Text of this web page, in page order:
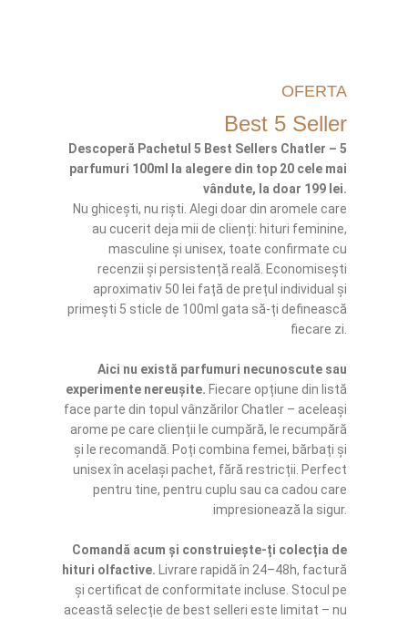
OFERTA
Best 5 Seller
Descoperă Pachetul 5 Best Sellers Chatler – 5
parfumuri 100ml la alegere din top 20 cele mai
vândute, la doar 199 lei.
Nu ghicești, nu riști. Alegi doar din aromele care
au cucerit deja mii de clienți: hituri feminine,
masculine și unisex, toate confirmate cu
recenzii și persistență reală. Economisești
aproximativ 50 lei față de prețul individual și
primești 5 sticle de 100ml gata să-ți definească
fiecare zi.
Aici nu există parfumuri necunoscute sau
experimente nereușite. Fiecare opțiune din listă
face parte din topul vânzărilor Chatler – aceleași
arome pe care clienții le cumpără, le recumpără
și le recomandă. Poți combina femei, bărbați și
unisex în același pachet, fără restricții. Perfect
pentru tine, pentru cuplu sau ca cadou care
impresionează la sigur.
Comandă acum și construiește-ți colecția de
hituri olfactive. Livrare rapidă în 24–48h, factură
și certificat de conformitate incluse. Stocul pe
această selecție de best selleri este limitat – nu